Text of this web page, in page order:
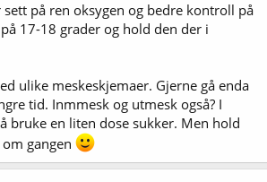
på ren oksygen og bedre kontroll på
17-18 grader og hold den der i
ulike meskeskjemaer. Gjerne gå enda
tid. Inmmesk og utmesk også? I
bruke en liten dose sukker. Men hold
gangen